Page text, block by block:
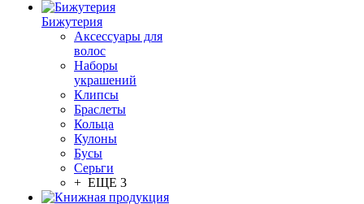
Бижутерия
Аксессуары для
волос
Наборы
украшений
Клипсы
Браслеты
Кольца
Кулоны
Бусы
Серьги
+ ЕЩЕ 3